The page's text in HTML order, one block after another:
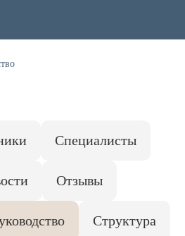
Специалисты
Отзывы
Структура